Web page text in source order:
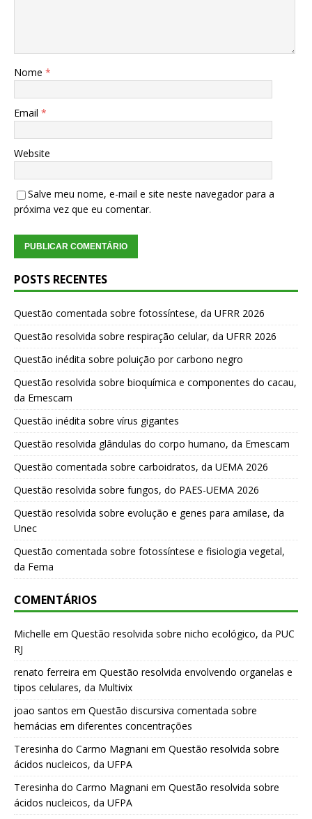
Nome *
Email *
Website
Salve meu nome, e-mail e site neste navegador para a
próxima vez que eu comentar.
POSTS RECENTES
Questão comentada sobre fotossíntese, da UFRR 2026
Questão resolvida sobre respiração celular, da UFRR 2026
Questão inédita sobre poluição por carbono negro
Questão resolvida sobre bioquímica e componentes do cacau,
da Emescam
Questão inédita sobre vírus gigantes
Questão resolvida glândulas do corpo humano, da Emescam
Questão comentada sobre carboidratos, da UEMA 2026
Questão resolvida sobre fungos, do PAES-UEMA 2026
Questão resolvida sobre evolução e genes para amilase, da
Unec
Questão comentada sobre fotossíntese e fisiologia vegetal,
da Fema
COMENTÁRIOS
Michelle em Questão resolvida sobre nicho ecológico, da PUC
RJ
renato ferreira em Questão resolvida envolvendo organelas e
tipos celulares, da Multivix
joao santos em Questão discursiva comentada sobre
hemácias em diferentes concentrações
Teresinha do Carmo Magnani em Questão resolvida sobre
ácidos nucleicos, da UFPA
Teresinha do Carmo Magnani em Questão resolvida sobre
ácidos nucleicos, da UFPA